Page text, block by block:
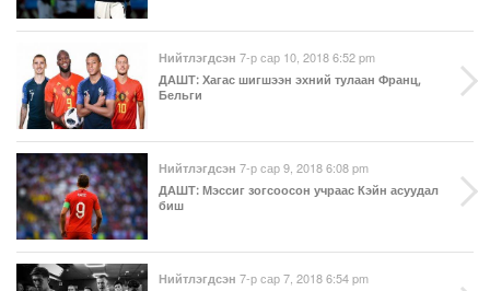
Нийтлэгдсэн 7-р сар 10, 2018 6:52 pm
ДАШТ: Хагас шигшээн эхний тулаан Франц,
Бельги
Нийтлэгдсэн 7-р сар 9, 2018 6:08 pm
ДАШТ: Мэссиг зогсоосон учраас Кэйн асуудал
биш
Нийтлэгдсэн 7-р сар 7, 2018 6:54 pm